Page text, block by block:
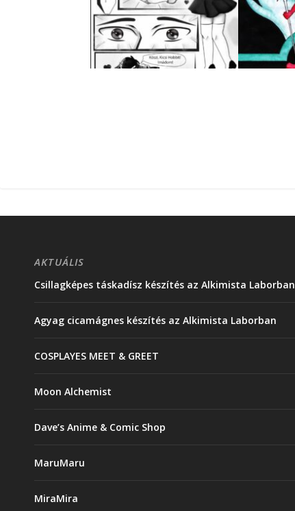
AKTUÁLIS
Csillagképes táskadísz készítés az Alkimista Laborban
Agyag cicamágnes készítés az Alkimista Laborban
COSPLAYES MEET & GREET
Moon Alchemist
Dave’s Anime & Comic Shop
MaruMaru
MiraMira